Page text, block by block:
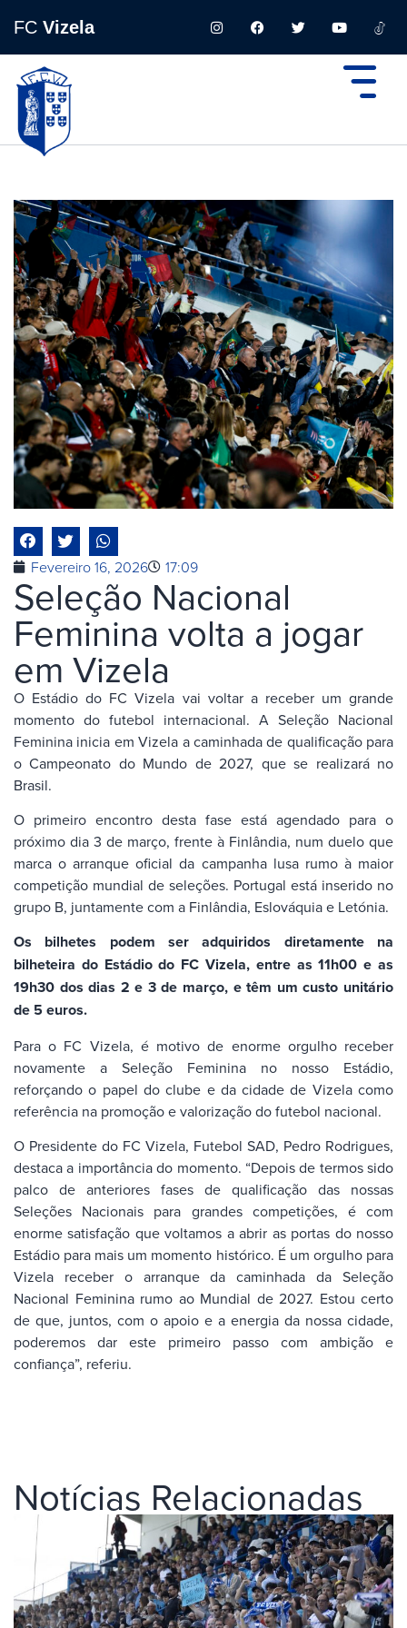
FC Vizela
Fevereiro 16, 2026 17:09
Seleção Nacional
Feminina volta a jogar
em Vizela
O Estádio do FC Vizela vai voltar a receber um grande
momento do futebol internacional. A Seleção Nacional
Feminina inicia em Vizela a caminhada de qualificação para
o Campeonato do Mundo de 2027, que se realizará no
Brasil.
O primeiro encontro desta fase está agendado para o
próximo dia 3 de março, frente à Finlândia, num duelo que
marca o arranque oficial da campanha lusa rumo à maior
competição mundial de seleções. Portugal está inserido no
grupo B, juntamente com a Finlândia, Eslováquia e Letónia.
Os bilhetes podem ser adquiridos diretamente na
bilheteira do Estádio do FC Vizela, entre as 11h00 e as
19h30 dos dias 2 e 3 de março, e têm um custo unitário
de 5 euros.
Para o FC Vizela, é motivo de enorme orgulho receber
novamente a Seleção Feminina no nosso Estádio,
reforçando o papel do clube e da cidade de Vizela como
referência na promoção e valorização do futebol nacional.
O Presidente do FC Vizela, Futebol SAD, Pedro Rodrigues,
destaca a importância do momento. “Depois de termos sido
palco de anteriores fases de qualificação das nossas
Seleções Nacionais para grandes competições, é com
enorme satisfação que voltamos a abrir as portas do nosso
Estádio para mais um momento histórico. É um orgulho para
Vizela receber o arranque da caminhada da Seleção
Nacional Feminina rumo ao Mundial de 2027. Estou certo
de que, juntos, com o apoio e a energia da nossa cidade,
poderemos dar este primeiro passo com ambição e
confiança”, referiu.
Notícias Relacionadas